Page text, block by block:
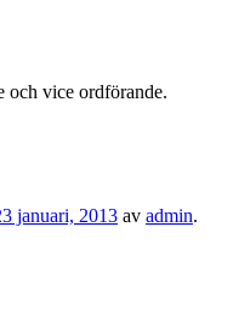
och vice ordförande.
januari, 2013 av admin.